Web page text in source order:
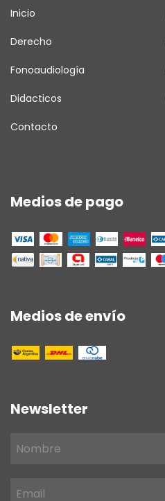
Inicio
Derecho
Fonoaudiología
Didacticos
Contacto
Medios de pago
Medios de envío
Newsletter